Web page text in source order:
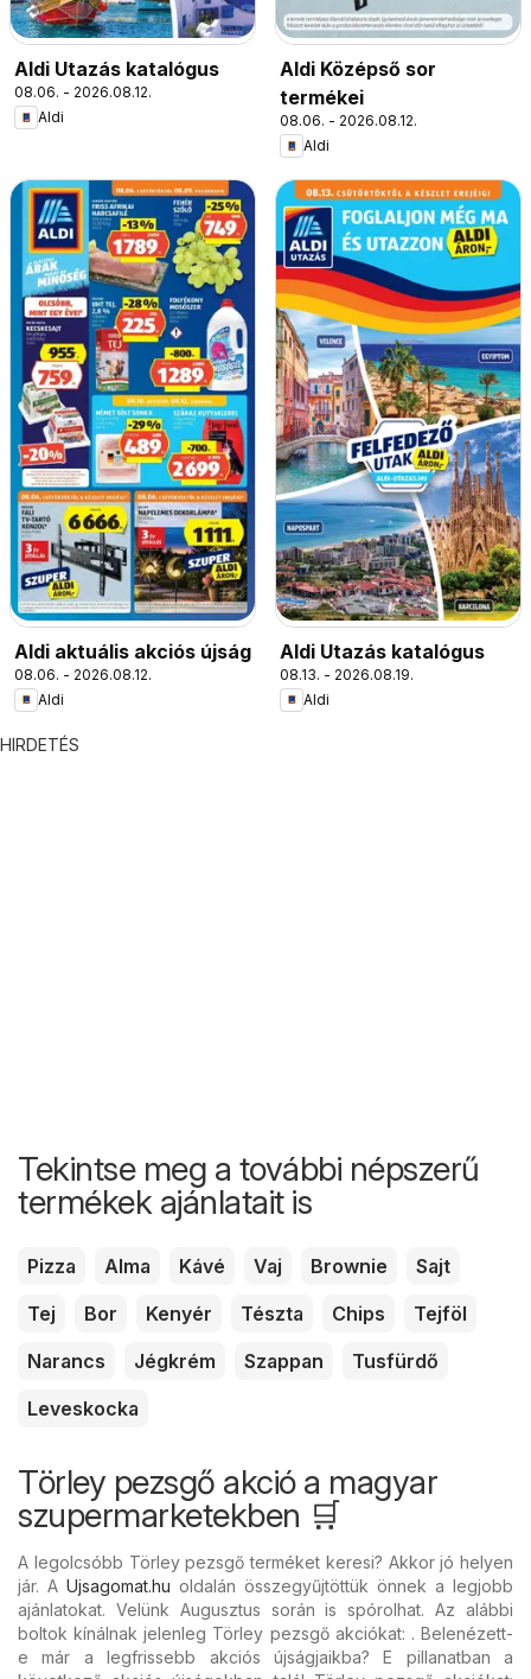
Aldi Utazás katalógus
08.06. - 2026.08.12.
Aldi
Aldi Középső sor
termékei
08.06. - 2026.08.12.
Aldi
Aldi aktuális akciós újság
08.06. - 2026.08.12.
Aldi
Aldi Utazás katalógus
08.13. - 2026.08.19.
Aldi
HIRDETÉS
Tekintse meg a további népszerű
termékek ajánlatait is
Pizza Alma Kávé Vaj Brownie
Sajt
Tej
Bor Kenyér Tészta Chips
Tejföl
Narancs
Jégkrém Szappan
Tusfürdő
Leveskocka
Törley pezsgő akció a magyar
szupermarketekben 🛒
A legolcsóbb Törley pezsgő terméket keresi? Akkor jó helyen
jár. A Ujsagomat.hu oldalán összegyűjtöttük önnek a legjobb
ajánlatokat. Velünk Augusztus során is spórolhat. Az alábbi
boltok kínálnak jelenleg Törley pezsgő akciókat: . Belenézett-
e már a legfrissebb akciós újságjaikba? E pillanatban a